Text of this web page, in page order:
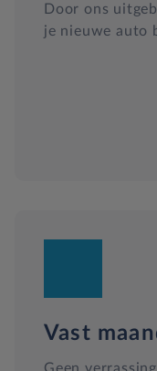
Door ons
je nieuwe auto
Vast
Geen